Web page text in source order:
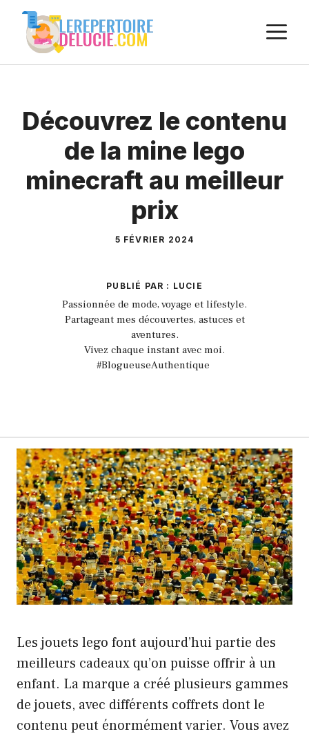
Aller
contenu
Découvrez le contenu
de la mine lego
minecraft au meilleur
prix
5 FÉVRIER 2024
PUBLIÉ PAR : LUCIE
Passionnée de mode, voyage et lifestyle.
Partageant mes découvertes, astuces et
aventures.
Vivez chaque instant avec moi.
#BlogueuseAuthentique
Les jouets lego font aujourd’hui partie des
meilleurs cadeaux qu’on puisse offrir à un
enfant. La marque a créé plusieurs gammes
de jouets, avec différents coffrets dont le
contenu peut énormément varier. Vous avez